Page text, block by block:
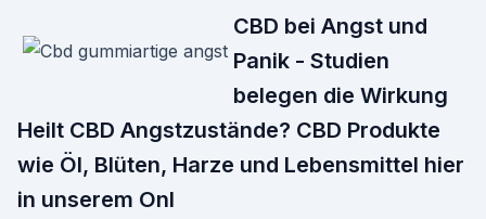
CBD bei Angst und
Panik - Studien
belegen die Wirkung
Heilt CBD Angstzustände? CBD Produkte
wie Öl, Blüten, Harze und Lebensmittel hier
in unserem Onl